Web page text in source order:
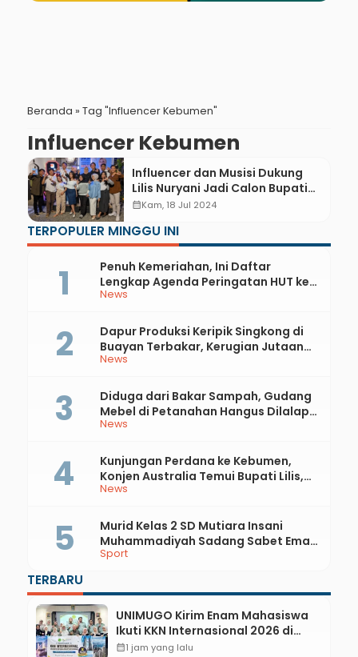
Beranda » Tag "Influencer Kebumen"
Influencer Kebumen
Influencer dan Musisi Dukung
Lilis Nuryani Jadi Calon Bupati
Kebumen, Sampaikan Aspirasi
calendar_monthKam, 18 Jul 2024
TERPOPULER MINGGU INI
News
Penuh Kemeriahan, Ini Daftar
Lengkap Agenda Peringatan HUT ke-
81 RI dan Hari Jadi ke-397 Kabupaten
News
Dapur Produksi Keripik Singkong di
Buayan Terbakar, Kerugian Jutaan
Rupiah
News
Diduga dari Bakar Sampah, Gudang
Mebel di Petanahan Hangus Dilalap
Api
News
Kunjungan Perdana ke Kebumen,
Konjen Australia Temui Bupati Lilis,
Ini yang Dibahas
Sport
Murid Kelas 2 SD Mutiara Insani
Muhammadiyah Sadang Sabet Emas
dan Perak di Kejurda Tapak Suci
TERBARU
UNIMUGO Kirim Enam Mahasiswa
Ikuti KKN Internasional 2026 di
ASEAN dan Hong Kong
calendar_month1 jam yang lalu